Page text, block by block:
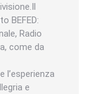
BEFED:
Radio
come da
l’esperienza
e